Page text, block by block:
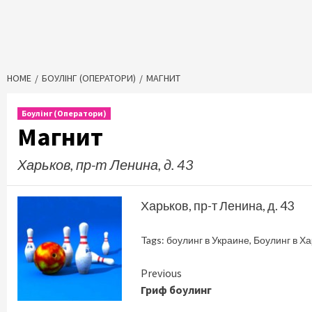
HOME БОУЛІНГ (ОПЕРАТОРИ) МАГНИТ
Боулінг (Оператори)
Магнит
Харьков, пр-т Ленина, д. 43
Харьков, пр-т Ленина, д. 43
Tags: боулинг в Украине, Боулинг в
Continue
Reading
Previous
Гриф боулинг